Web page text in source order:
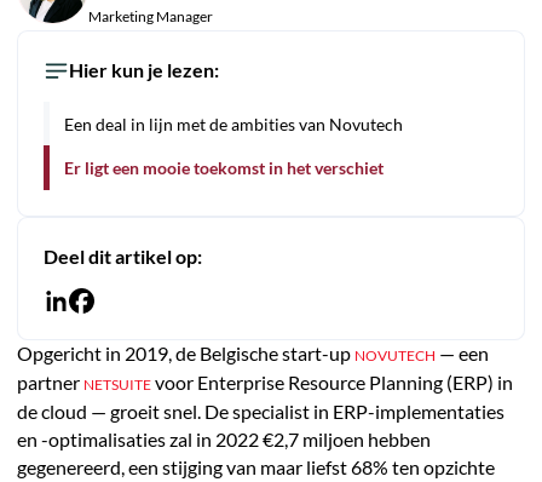
Marketing Manager
Hier kun je lezen:
Een deal in lijn met de ambities van Novutech
Er ligt een mooie toekomst in het verschiet
Deel dit artikel op:
Opgericht in 2019, de Belgische start-up NOVUTECH — een
partner NETSUITEvoor Enterprise Resource Planning (ERP) in
de cloud — groeit snel. De specialist in ERP-implementaties
en -optimalisaties zal in 2022 €2,7 miljoen hebben
gegenereerd, een stijging van maar liefst 68% ten opzichte